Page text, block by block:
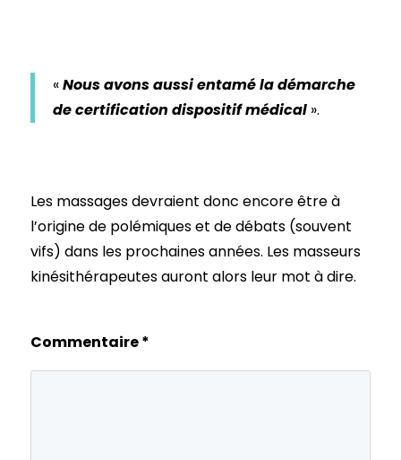
«Nous avons aussi entamé la démarche
de certification dispositif médical».
Les massages devraient donc encore être à
l’origine de polémiques et de débats (souvent
vifs) dans les prochaines années. Les masseurs
kinésithérapeutes auront alors leur mot à dire.
Commentaire*